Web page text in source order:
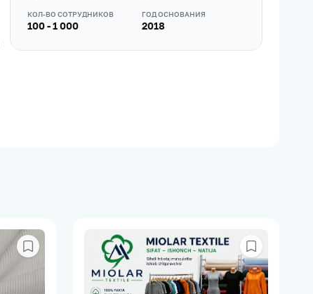
КОЛ-ВО СОТРУДНИКОВ
100 - 1 000
ГОД ОСНОВАНИЯ
2018